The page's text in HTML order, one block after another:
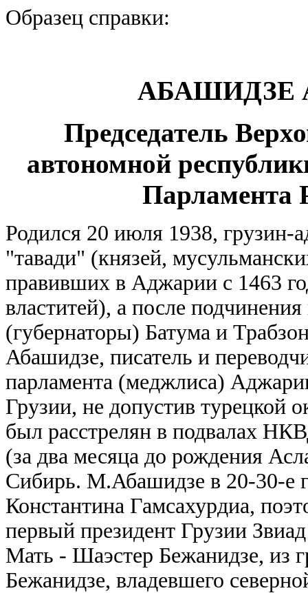
Образец справки:
АБАШИДЗЕ
Председатель
автономной
Парламента
Родился 20 июля 1938, грузин-
"тавади" (князей,
правивших в Аджарии с 1463
властитей), а после
(губернаторы) Батума и
Абашидзе, писатель и
парламента (меджлиса)
Грузии, не допустив турецкой
был расстрелян в подвалах
(за два месяца до рождения
Сибирь. М.Абашидзе в 20-30-е
Константина Гамсахурдиа,
первый президент Грузии
Мать - Шаэстер Бежанидзе, из
Бежанидзе, владевшего